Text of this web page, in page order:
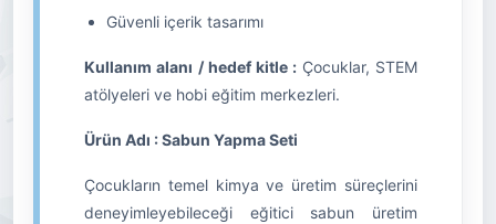
Güvenli içerik tasarımı
Kullanım alanı / hedef kitle : Çocuklar, STEM
atölyeleri ve hobi eğitim merkezleri.
Ürün Adı : Sabun Yapma Seti
Çocukların temel kimya ve üretim süreçlerini
deneyimleyebileceği eğitici sabun üretim